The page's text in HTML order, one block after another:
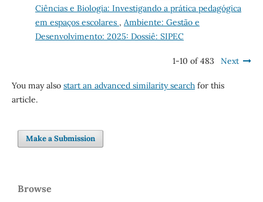
Ciências e Biologia: Investigando a prática pedagógica
em espaços escolares , Ambiente: Gestão e
Desenvolvimento: 2025: Dossiê: SIPEC
1-10 of 483 Next
You may also start an advanced similarity searchfor this
article.
Make a Submission
Browse